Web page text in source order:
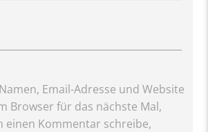
Email-Adresse und Website
Browser für das nächste Mal,
einen Kommentar schreibe,